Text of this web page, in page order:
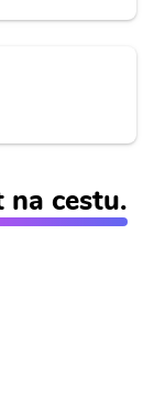
na cestu.